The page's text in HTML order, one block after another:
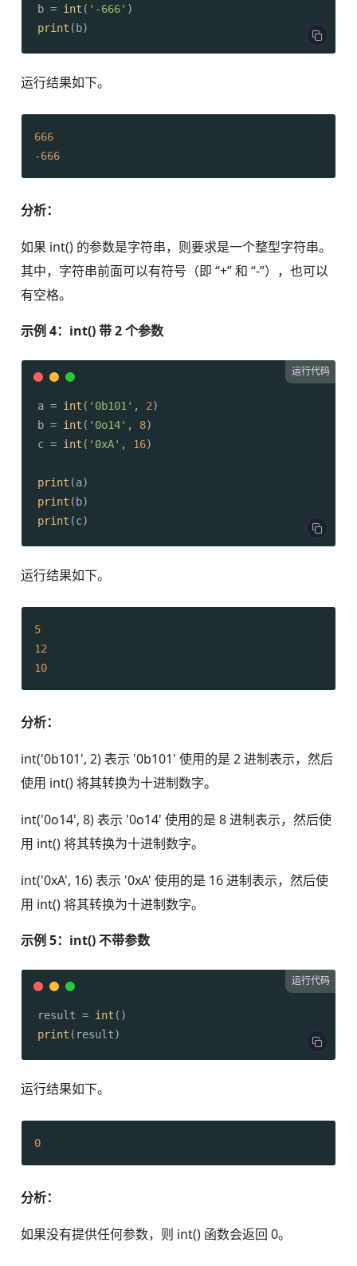
b = int ( '-666'
print (b)
运行结果如下。
666
-666
分析：
如果 int() 的参数是字符串，则要求是一个整型字符串。
其中，字符串前面可以有符号（即 “+” 和 “-”），也可以
有空格。
示例 4：int() 带 2 个参数
运行代码
a = int ( '0b101' , 2)
b = int ( '0o14' , 8)
c = int ( '0xA' , 16)
print
print
print (c)
运行结果如下。
5
12
10
分析：
int('0b101', 2) 表示 '0b101' 使用的是 2 进制表示，然后
使用 int() 将其转换为十进制数字。
int('0o14', 8) 表示 '0o14' 使用的是 8 进制表示，然后使
用 int() 将其转换为十进制数字。
int('0xA', 16) 表示 '0xA' 使用的是 16 进制表示，然后使
用 int() 将其转换为十进制数字。
示例 5：int() 不带参数
运行代码
result = int
print (result)
运行结果如下。
0
分析：
如果没有提供任何参数，则 int() 函数会返回 0。